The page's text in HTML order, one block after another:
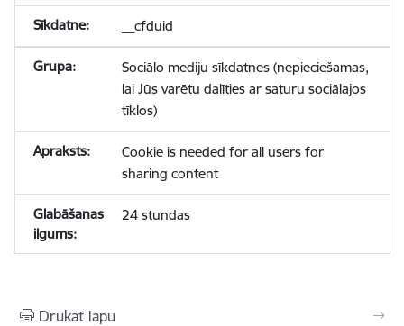
__cfduid
Sociālo mediju sīkdatnes (nepieciešamas,
lai Jūs varētu dalīties ar saturu sociālajos
tīklos)
Cookie is needed for all users for
sharing content
24 stundas
Drukāt lapu